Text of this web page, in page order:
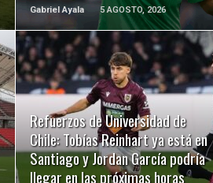
Gabriel Ayala 5 AGOSTO, 2026
Refuerzos de Universidad de
Chile: Tobías Reinhart ya está en
Santiago y Jordan García podría
llegar en las próximas horas
LEER MÁS